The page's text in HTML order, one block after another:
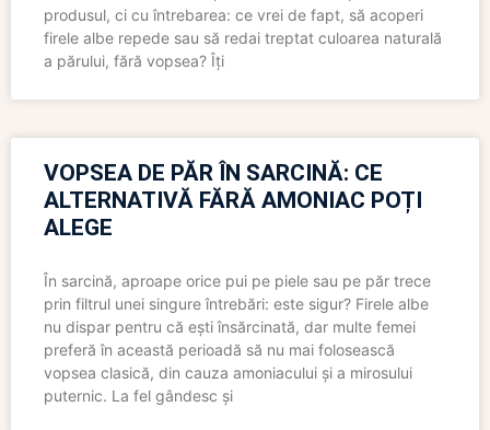
produsul, ci cu întrebarea: ce vrei de fapt, să acoperi
firele albe repede sau să redai treptat culoarea naturală
a părului, fără vopsea? Îți
VOPSEA DE PĂR ÎN SARCINĂ: CE
ALTERNATIVĂ FĂRĂ AMONIAC POȚI
ALEGE
În sarcină, aproape orice pui pe piele sau pe păr trece
prin filtrul unei singure întrebări: este sigur? Firele albe
nu dispar pentru că ești însărcinată, dar multe femei
preferă în această perioadă să nu mai folosească
vopsea clasică, din cauza amoniacului și a mirosului
puternic. La fel gândesc și